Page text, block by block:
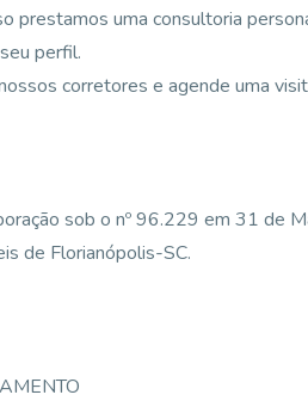
prestamos uma consultoria
perfil.
corretores e agende uma
sob o nº 96.229 em 31 de
de Florianópolis-SC.